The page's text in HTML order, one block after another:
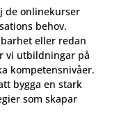
de onlinekurser
behov.
eller redan
vi utbildningar på
kompetensnivåer.
bygga en stark
som skapar